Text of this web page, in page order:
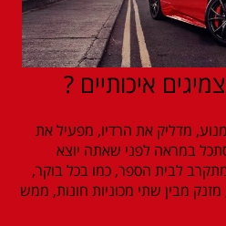
איכותיים ?
מדליק את הרדיו, מפעיל את
במראה לפני שאתה יוצא
לבית הספר, כמו בכל בוקר,
ילד קטן, בקושי בן 8, מזנק מבין שתי מכוניות חונות, ממש